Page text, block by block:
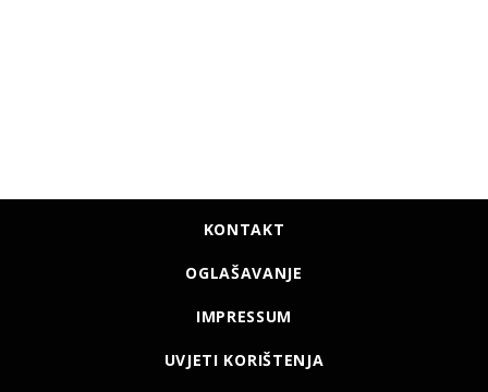
KONTAKT
OGLAŠAVANJE
IMPRESSUM
UVJETI KORIŠTENJA